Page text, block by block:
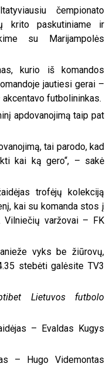
čempionato
krito paskutiniame ir
su Marijampolės
kurio iš komandos
jautiesi gerai –
futbolininkas.
apdovanojimą taip pat
tai parodo, kad
kai ką gero“, – sakė
trofėjų kolekciją
kai su komanda stos į
Vilniečių varžovai – FK
vyks be žiūrovų,
stebėti galėsite TV3
Lietuvos futbolo
– Evaldas Kugys
– Hugo Videmontas